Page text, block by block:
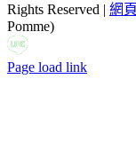
Rights Reserved | 網
Pomme)
LINEFacebook
Email:
Page load link